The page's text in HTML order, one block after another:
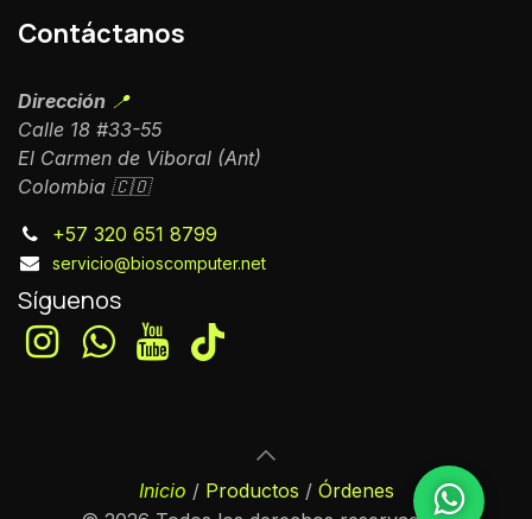
Contáctanos
Dirección 📍
Calle 18 #33-55
El Carmen de Viboral (Ant)
Colombia 🇨🇴
+57 320 651 8799
servicio@bioscomputer.net
Síguenos
Inicio / Productos / Órdenes